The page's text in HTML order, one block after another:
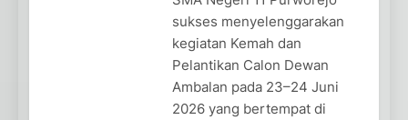
sukses menyelenggarakan
kegiatan Kemah dan
Pelantikan Calon Dewan
Ambalan pada 23–24 Juni
2026 yang bertempat di